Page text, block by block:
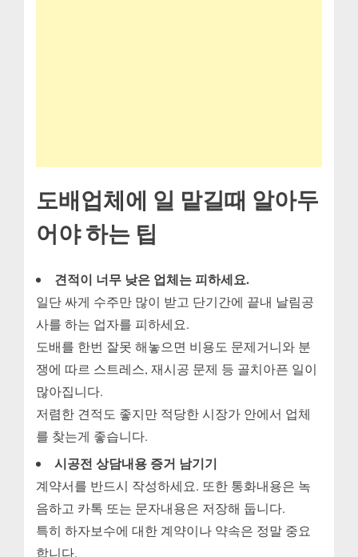
도배업체에 일 맡길때 알아두
어야 하는 팁
견적이 너무 낮은 업체는 피하세요.
일단 싸게 수주만 많이 받고 단기간에 끝내 날림공
사를 하는 업자를 피하세요.
도배를 한번 잘못 해놓으면 비용도 문제거니와 분
쟁에 따르 스트레스, 재시공 문제 등 골치아픈 일이
많아집니다.
저렴한 견적도 좋지만 적당한 시장가 안에서 업체
를 찾는게 좋습니다.
시공전 상담내용 증거 남기기
계약서를 반드시 작성하세요. 또한 통화내용은 녹
음하고 카톡 또는 문자내용은 저장해 둡니다.
특히 하자보수에 대한 계약이나 약속은 정말 중요
합니다.